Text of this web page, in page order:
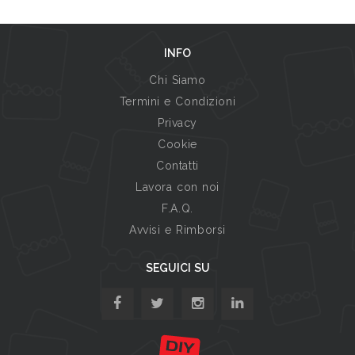
INFO
Chi Siamo
Termini e Condizioni
Privacy
Cookie
Contatti
Lavora con noi
F.A.Q.
Avvisi e Rimborsi
SEGUICI SU